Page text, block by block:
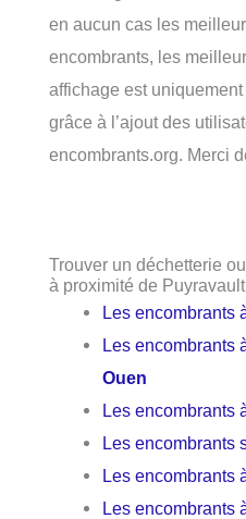
en aucun cas les
encombrants, les
affichage est uniquement
grâce à l’ajout des
encombrants.org. Merci
Trouver un déchetterie
à proximité de Puyravault
Les encombrants
Les encombrants
Ouen
Les encombrants
Les encombrants
Les encombrants
Les encombrants